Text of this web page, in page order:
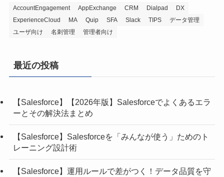
AccountEngagement AppExchange CRM Dialpad
DX
ExperienceCloud
MA Quip SFA Slack TIPS
データ管理
ユーザ向け
名刺管理 管理者向け
最近の投稿
【Salesforce】【2026年版】Salesforceでよくあるエラ
ーとその解決法まとめ
【Salesforce】Salesforceを「みんなが使う」ためのト
レーニング設計術
【Salesforce】運用ルールで差がつく！データ品質を守